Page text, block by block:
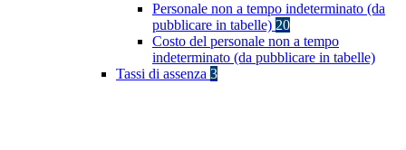
Personale non a tempo indeterminato (da
pubblicare in tabelle) 20
Costo del personale non a tempo
indeterminato (da pubblicare in tabelle)
Tassi di assenza 3